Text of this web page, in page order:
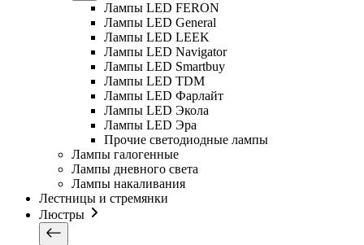
Лампы LED FERON
Лампы LED General
Лампы LED LEEK
Лампы LED Navigator
Лампы LED Smartbuy
Лампы LED TDM
Лампы LED Фарлайт
Лампы LED Экола
Лампы LED Эра
Прочие светодиодные лампы
Лампы галогенные
Лампы дневного света
Лампы накаливания
Лестницы и стремянки
Люстры